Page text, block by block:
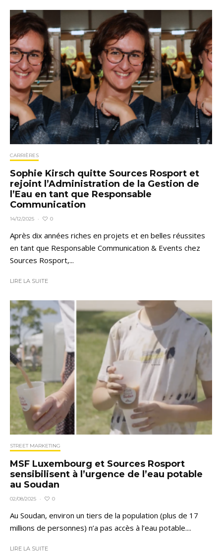
CARRIÈRES
Sophie Kirsch quitte Sources Rosport et
rejoint l’Administration de la Gestion de
l’Eau en tant que Responsable
Communication
14/12/2025 · 0
Après dix années riches en projets et en belles réussites
en tant que Responsable Communication & Events chez
Sources Rosport,...
LIRE LA SUITE
STREET MARKETING
MSF Luxembourg et Sources Rosport
sensibilisent à l’urgence de l’eau potable
au Soudan
02/08/2025 · 0
Au Soudan, environ un tiers de la population (plus de 17
millions de personnes) n’a pas accès à l’eau potable....
LIRE LA SUITE